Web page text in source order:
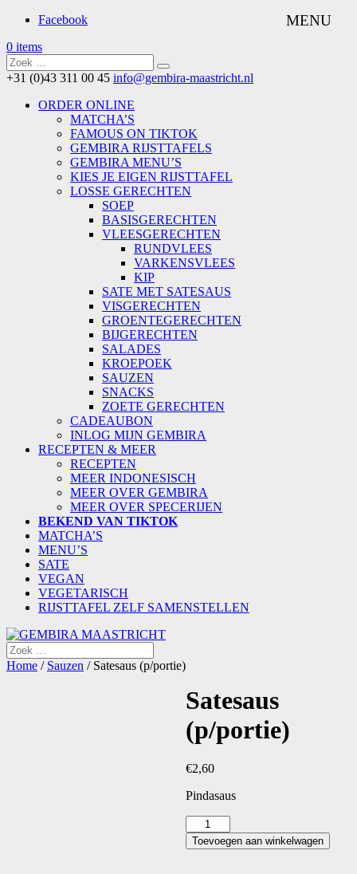
Facebook
0 items
+31 (0)43 311 00 45 info@gembira-maastricht.nl
ORDER ONLINE
MATCHA’S
FAMOUS ON TIKTOK
GEMBIRA RIJSTTAFELS
GEMBIRA MENU’S
KIES JE EIGEN RIJSTTAFEL
LOSSE GERECHTEN
SOEP
BASISGERECHTEN
VLEESGERECHTEN
RUNDVLEES
VARKENSVLEES
KIP
SATE MET SATESAUS
VISGERECHTEN
GROENTEGERECHTEN
BIJGERECHTEN
SALADES
KROEPOEK
SAUZEN
SNACKS
ZOETE GERECHTEN
CADEAUBON
INLOG MIJN GEMBIRA
RECEPTEN & MEER
RECEPTEN
MEER INDONESISCH
MEER OVER GEMBIRA
MEER OVER SPECERIJEN
BEKEND VAN TIKTOK
MATCHA’S
MENU’S
SATE
VEGAN
VEGETARISCH
RIJSTTAFEL ZELF SAMENSTELLEN
Home / Sauzen / Satesaus (p/portie)
Satesaus
(p/portie)
€2,60
Pindasaus
Satesaus
(p/portie)
aantal
Toevoegen aan winkelwagen